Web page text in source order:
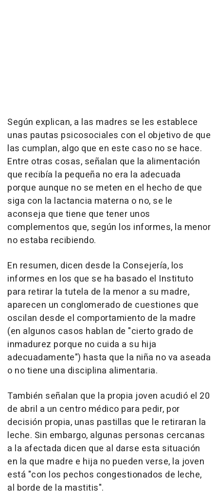
Según explican, a las madres se les establece
unas pautas psicosociales con el objetivo de que
las cumplan, algo que en este caso no se hace.
Entre otras cosas, señalan que la alimentación
que recibía la pequeña no era la adecuada
porque aunque no se meten en el hecho de que
siga con la lactancia materna o no, se le
aconseja que tiene que tener unos
complementos que, según los informes, la menor
no estaba recibiendo.
En resumen, dicen desde la Consejería, los
informes en los que se ha basado el Instituto
para retirar la tutela de la menor a su madre,
aparecen un conglomerado de cuestiones que
oscilan desde el comportamiento de la madre
(en algunos casos hablan de "cierto grado de
inmadurez porque no cuida a su hija
adecuadamente") hasta que la niña no va aseada
o no tiene una disciplina alimentaria.
También señalan que la propia joven acudió el 20
de abril a un centro médico para pedir, por
decisión propia, unas pastillas que le retiraran la
leche. Sin embargo, algunas personas cercanas
a la afectada dicen que al darse esta situación
en la que madre e hija no pueden verse, la joven
está "con los pechos congestionados de leche,
al borde de la mastitis".